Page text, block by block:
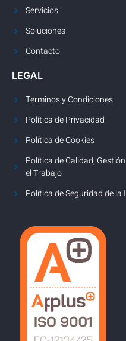
Servicios
Soluciones
Contacto
LEGAL
Terminos y Condiciones
Política de Privacidad
Política de Cookies
Política de Calidad,
el Trabajo
Política de Seguridad de